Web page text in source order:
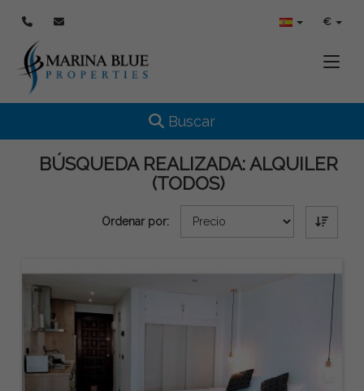
€
Toggle navigation
Buscar
BÚSQUEDA REALIZADA:ALQUILER
(TODOS)
Ordenar por: